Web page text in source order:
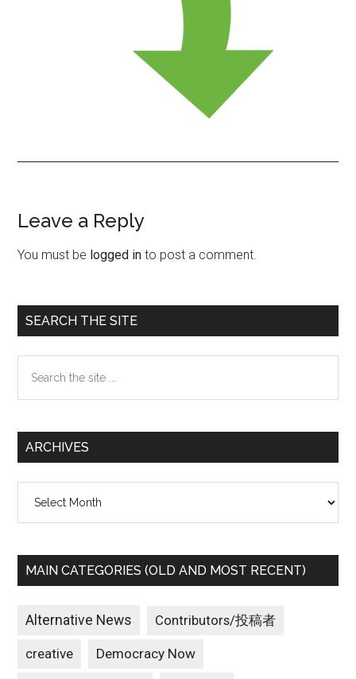
Reader
Interactions
Leave a Reply
You must be logged in to post a comment.
Primary
Sidebar
SEARCH THE SITE
the
ARCHIVES
MAIN CATEGORIES (OLD AND MOST RECENT)
Alternative News Contributors/投稿者
creative Democracy Now